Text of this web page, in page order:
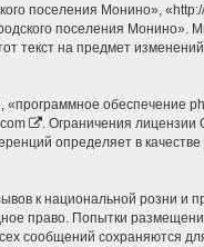
поселения Монино»,
поселения Монино».
на предмет
обеспечение
. Ограничения
определяет в
к национальной розни и
право. Попытки
сообщений сохраняются